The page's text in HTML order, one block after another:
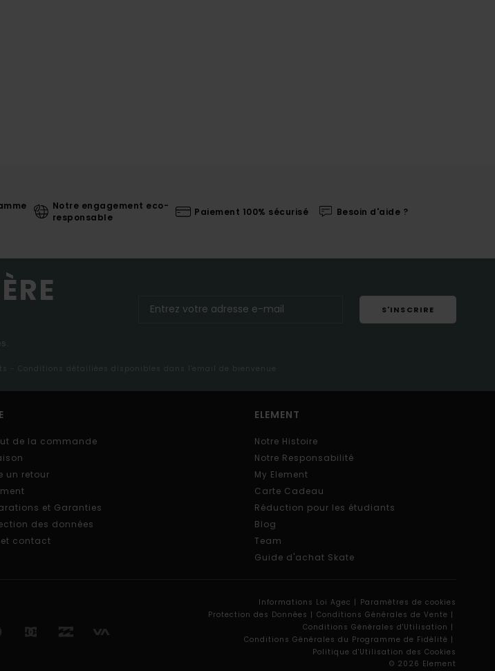
Notre engagement eco-
responsable
Paiement 100% sécurisé Besoin d'aide ?
S'INSCRIRE
- Conditions détaillées disponibles dans l'email de bienvenue
de la commande
un retour
et Garanties
des données
et contact
ELEMENT
Notre Histoire
Notre Responsabilité
My Element
Carte Cadeau
Réduction pour les étudiants
Blog
Team
Guide d'achat Skate
Informations Loi Agec | Paramètres de cookies
Protection des Données | Conditions Générales de Vente |
Conditions Générales d'Utilisation |
Conditions Générales du Programme de Fidélité |
Politique d'Utilisation des Cookies
© 2026 Element